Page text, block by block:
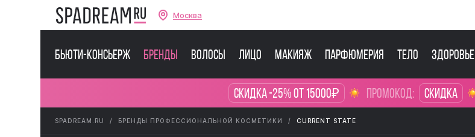
Москва
Бьюти-консьерж Бренды Волосы Лицо Макияж Парфюмерия Тело Здоровье
Скидка -25% от 15000₽ промокод: Скидка
SPADREAM.RU БРЕНДЫ ПРОФЕССИОНАЛЬНОЙ КОСМЕТИКИ CURRENT STATE